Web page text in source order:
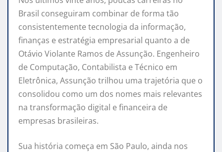
Brasil conseguiram combinar de forma tão
consistentemente tecnologia da informação,
finanças e estratégia empresarial quanto a de
Otávio Violante Ramos de Assunção. Engenheiro
de Computação, Contabilista e Técnico em
Eletrônica, Assunção trilhou uma trajetória que o
consolidou como um dos nomes mais relevantes
na transformação digital e financeira de
empresas brasileiras.
Sua história começa em São Paulo, ainda nos